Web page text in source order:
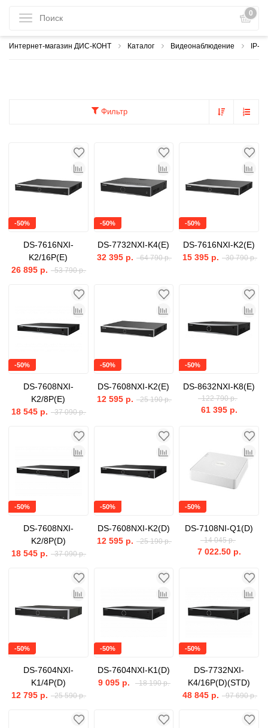
0
Интернет-магазин ДИС-КОНТ Каталог Видеонаблюдение IP-
Фильтр
-50%
DS-7616NXI-
K2/16P(E)
53 790 р.
26 895 р.
-50%
DS-7732NXI-K4(E)
64 790 р.
32 395 р.
-50%
DS-7616NXI-K2(E)
30 790 р.
15 395 р.
-50%
DS-7608NXI-
K2/8P(E)
37 090 р.
18 545 р.
-50%
DS-7608NXI-K2(E)
25 190 р.
12 595 р.
-50%
DS-8632NXI-K8(E)
122 790 р.
61 395 р.
-50%
DS-7608NXI-
K2/8P(D)
37 090 р.
18 545 р.
-50%
DS-7608NXI-K2(D)
25 190 р.
12 595 р.
-50%
DS-7108NI-Q1(D)
14 045 р.
7 022.50 р.
-50%
DS-7604NXI-
K1/4P(D)
25 590 р.
12 795 р.
-50%
DS-7604NXI-K1(D)
18 190 р.
9 095 р.
-50%
DS-7732NXI-
K4/16P(D)(STD)
97 690 р.
48 845 р.